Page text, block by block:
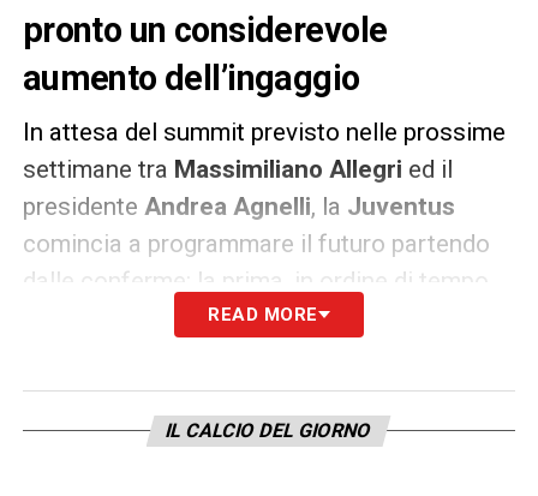
pronto un considerevole
aumento dell’ingaggio
In attesa del summit previsto nelle prossime
settimane tra Massimiliano Allegri ed il
presidente Andrea Agnelli, la Juventus
comincia a programmare il futuro partendo
dalle conferme: la prima, in ordine di tempo,
dovrebbe essere quella del giovane
letteralmente nel finale di questa stagione,
sarebbe ormai da tempo pronto un rinnovo
READ MORE
IL CALCIO DEL GIORNO